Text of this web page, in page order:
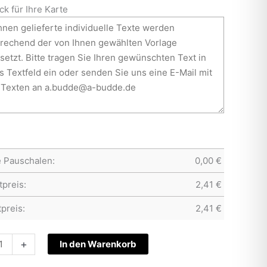
für Ihre Karte
Pauschalen: 0,00 €
2,41 €
2,41 €
+ In den Warenkorb